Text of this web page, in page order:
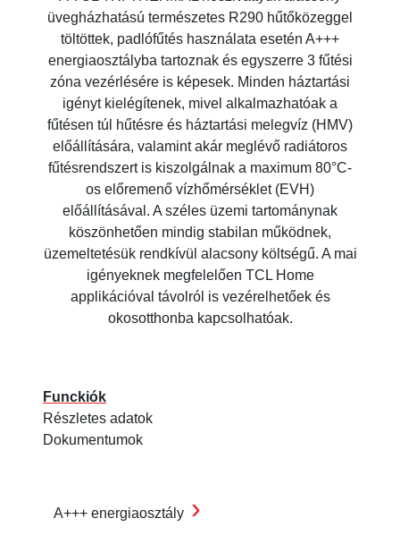
üvegházhatású természetes R290 hűtőközeggel
töltöttek, padlófűtés használata esetén A+++
energiaosztályba tartoznak és egyszerre 3 fűtési
zóna vezérlésére is képesek. Minden háztartási
igényt kielégítenek, mivel alkalmazhatóak a
fűtésen túl hűtésre és háztartási melegvíz (HMV)
előállítására, valamint akár meglévő radiátoros
fűtésrendszert is kiszolgálnak a maximum 80°C-
os előremenő vízhőmérséklet (EVH)
előállításával. A széles üzemi tartománynak
köszönhetően mindig stabilan működnek,
üzemeltetésük rendkívül alacsony költségű. A mai
igényeknek megfelelően TCL Home
applikációval távolról is vezérelhetőek és
okosotthonba kapcsolhatóak.
Funckiók
Részletes adatok
Dokumentumok
A+++ energiaosztály ›